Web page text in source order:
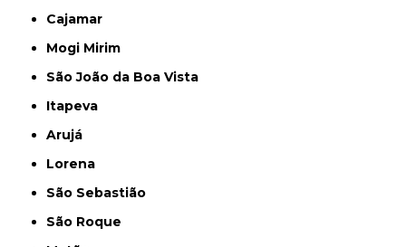
Cajamar
Mogi Mirim
São João da Boa Vista
Itapeva
Arujá
Lorena
São Sebastião
São Roque